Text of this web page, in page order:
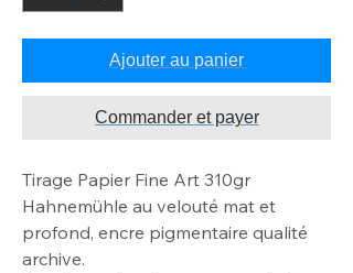
Ajouter au panier
Commander et payer
Tirage Papier Fine Art 310gr
Hahnemühle au velouté mat et
profond, encre pigmentaire qualité
archive.